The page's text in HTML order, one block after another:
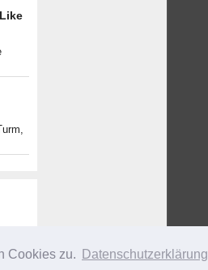
Cookies zu. Datenschutzerklärung
·WORDPRESS·ANMELDEN